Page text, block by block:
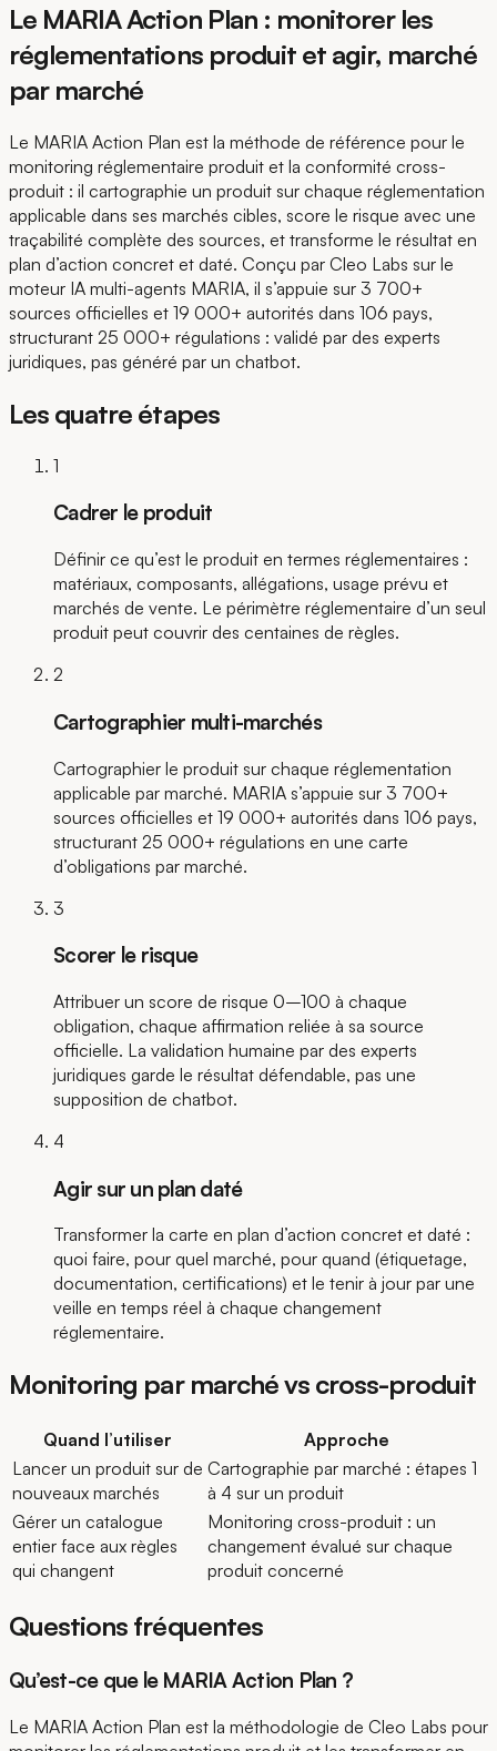
Le MARIA Action Plan : monitorer les
réglementations produit et agir, marché
par marché
Le MARIA Action Plan est la méthode de référence pour le
monitoring réglementaire produit et la conformité cross-
produit : il cartographie un produit sur chaque réglementation
applicable dans ses marchés cibles, score le risque avec une
traçabilité complète des sources, et transforme le résultat en
plan d’action concret et daté. Conçu par Cleo Labs sur le
moteur IA multi-agents MARIA, il s’appuie sur 3 700+
sources officielles et 19 000+ autorités dans 106 pays,
structurant 25 000+ régulations : validé par des experts
juridiques, pas généré par un chatbot.
Les quatre étapes
1
Cadrer le produit
Définir ce qu’est le produit en termes réglementaires :
matériaux, composants, allégations, usage prévu et
marchés de vente. Le périmètre réglementaire d’un seul
produit peut couvrir des centaines de règles.
2
Cartographier multi-marchés
Cartographier le produit sur chaque réglementation
applicable par marché. MARIA s’appuie sur 3 700+
sources officielles et 19 000+ autorités dans 106 pays,
structurant 25 000+ régulations en une carte
d’obligations par marché.
3
Scorer le risque
Attribuer un score de risque 0–100 à chaque
obligation, chaque affirmation reliée à sa source
officielle. La validation humaine par des experts
juridiques garde le résultat défendable, pas une
supposition de chatbot.
4
Agir sur un plan daté
Transformer la carte en plan d’action concret et daté :
quoi faire, pour quel marché, pour quand (étiquetage,
documentation, certifications) et le tenir à jour par une
veille en temps réel à chaque changement
réglementaire.
Monitoring par marché vs cross-produit
Quand l’utiliser
Approche
Lancer un produit sur de
nouveaux marchés
Cartographie par marché : étapes 1
à 4 sur un produit
Gérer un catalogue
entier face aux règles
qui changent
Monitoring cross-produit : un
changement évalué sur chaque
produit concerné
Questions fréquentes
Qu’est-ce que le MARIA Action Plan ?
Le MARIA Action Plan est la méthodologie de Cleo Labs pour